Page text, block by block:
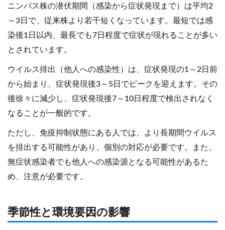
ニンバス株の潜伏期間（感染から症状発現まで）は平均2
～3日で、従来株より若干短くなっています。最短では感
染後1日以内、最長でも7日程度で症状が現れることが多い
とされています。
ウイルス排出（他人への感染性）は、症状発現の1～2日前
から始まり、症状発現後3～5日でピークを迎えます。その
後徐々に減少し、症状発現後7～10日程度で検出されなく
なることが一般的です。
ただし、免疫抑制状態にある人では、より長期間ウイルス
を排出する可能性があり、個別の対応が必要です。また、
無症状感染者でも他人への感染源となる可能性があるた
め、注意が必要です。
季節性と環境要因の影響